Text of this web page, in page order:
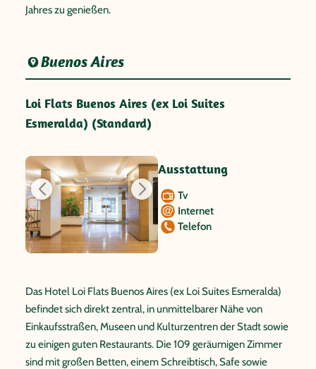
Jahres zu genießen.
Buenos Aires
Loi Flats Buenos Aires (ex Loi Suites
Esmeralda) (Standard)
Ausstattung
Tv
Internet
Telefon
Das Hotel Loi Flats Buenos Aires (ex Loi Suites Esmeralda)
befindet sich direkt zentral, in unmittelbarer Nähe von
Einkaufsstraßen, Museen und Kulturzentren der Stadt sowie
zu einigen guten Restaurants. Die 109 geräumigen Zimmer
sind mit großen Betten, einem Schreibtisch, Safe sowie